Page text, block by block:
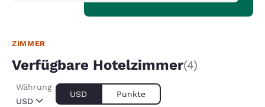
ZIMMER
Verfügbare Hotelzimmer(4)
USD
Währung
USD Punkte